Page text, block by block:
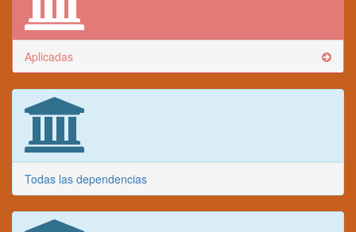
Aplicadas
Todas las dependencias